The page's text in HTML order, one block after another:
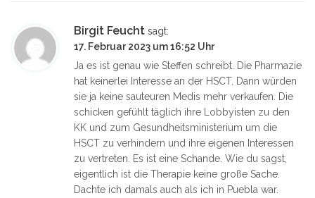
Birgit Feucht sagt:
17. Februar 2023 um 16:52 Uhr
Ja es ist genau wie Steffen schreibt. Die Pharmazie
hat keinerlei Interesse an der HSCT. Dann würden
sie ja keine sauteuren Medis mehr verkaufen. Die
schicken gefühlt täglich ihre Lobbyisten zu den
KK und zum Gesundheitsministerium um die
HSCT zu verhindern und ihre eigenen Interessen
zu vertreten. Es ist eine Schande. Wie du sagst,
eigentlich ist die Therapie keine große Sache.
Dachte ich damals auch als ich in Puebla war.